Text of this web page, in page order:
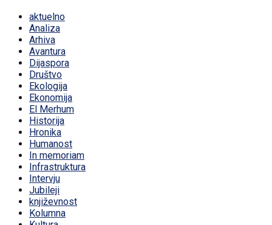
aktuelno
Analiza
Arhiva
Avantura
Dijaspora
Društvo
Ekologija
Ekonomija
El Merhum
Historija
Hronika
Humanost
In memoriam
Infrastruktura
Intervju
Jubileji
književnost
Kolumna